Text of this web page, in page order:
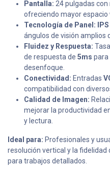
Pantalla: 24 pulgadas con
ofreciendo mayor espacio
Tecnología de Panel:
IPS
ángulos de visión amplios
Fluidez y Respuesta:
de respuesta de 5ms para
desenfoque.
Conectividad: Entradas
compatibilidad con
Calidad de Imagen:
mejorar la productividad
y lectura.
Ideal para: Profesionales y
resolución vertical y la fidelidad
para trabajos detallados.